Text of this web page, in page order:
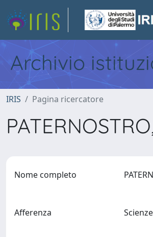
Archivio
IRIS Pagina ricercatore
Nome completo
Afferenza